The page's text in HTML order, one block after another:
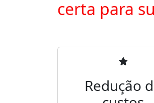
certa para
Redução